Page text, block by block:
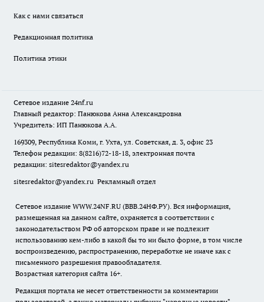
Как с нами связаться
Редакционная политика
Политика этики
Сетевое издание 24nf.ru
Главный редактор: Панюкова Анна Александровна
Учредитель: ИП Панюкова А.А.
169309, Республика Коми, г. Ухта, ул. Советская, д. 3, офис 23
Телефон редакции: 8(8216)72-18-18, электронная почта
редакции: sitesredaktor@yandex.ru
sitesredaktor@yandex.ru Рекламный отдел
Сетевое издание WWW.24NF.RU (ВВВ.24НФ.РУ). Вся информация,
размещенная на данном сайте, охраняется в соответствии с
законодательством РФ об авторском праве и не подлежит
использованию кем-либо в какой бы то ни было форме, в том числе
воспроизведению, распространению, переработке не иначе как с
письменного разрешения правообладателя.
Возрастная категория сайта 16+.
Редакция портала не несет ответственности за комментарии